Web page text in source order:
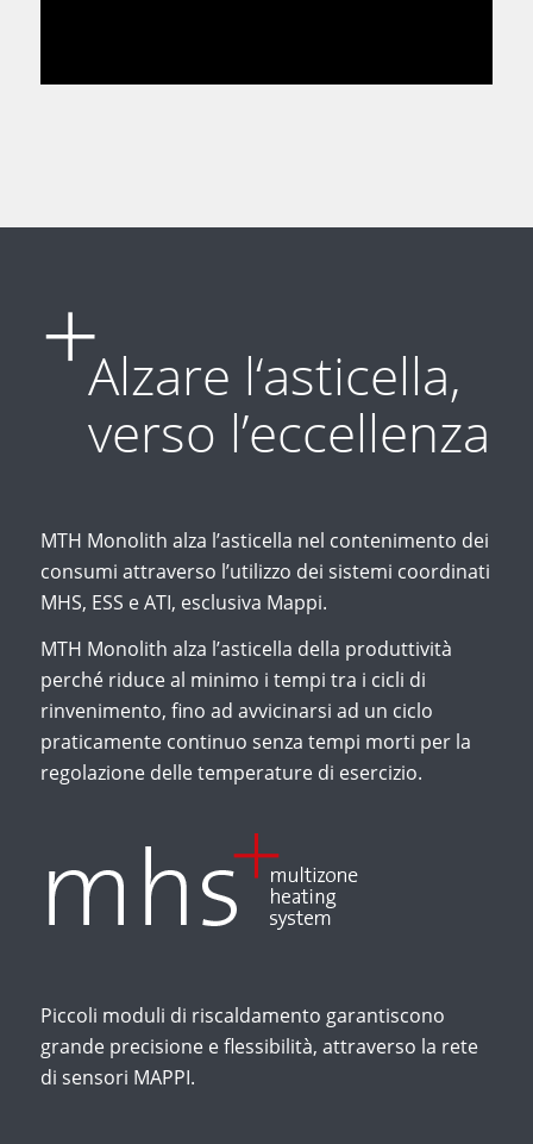
Alzare l‘asticella,
verso l’eccellenza
MTH Monolith alza l’asticella nel contenimento dei
consumi attraverso l’utilizzo dei sistemi coordinati
MHS, ESS e ATI, esclusiva Mappi.
MTH Monolith alza l’asticella della produttività
perché riduce al minimo i tempi tra i cicli di
rinvenimento, fino ad avvicinarsi ad un ciclo
praticamente continuo senza tempi morti per la
regolazione delle temperature di esercizio.
Piccoli moduli di riscaldamento garantiscono
grande precisione e flessibilità, attraverso la rete
di sensori MAPPI.